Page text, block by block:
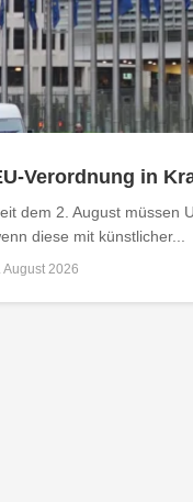
Verordnung in
dem 2. August müssen
diese mit künstlicher...
August 2026